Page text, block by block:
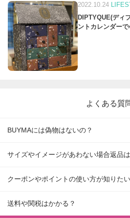
2022.10.24
DIPTYQUE(ディ
ントカレンダー
よくある質
BUYMAには偽物はないの？
サイズやイメージがあわない場合返品
クーポンやポイントの使い方が知りたい
送料や関税はかかる？